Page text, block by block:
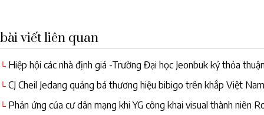
bài viết liên quan
└ Hiệp hội các nhà định giá -Trường Đại học Jeonbuk ký thỏa
chuyên môn định giá
└ CJ Cheil Jedang quảng bá thương hiệu bibigo trên khắp Việt Nam
└ Phản ứng của cư dân mạng khi YG công khai visual thành niên